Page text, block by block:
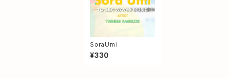
SoraUmi
¥330